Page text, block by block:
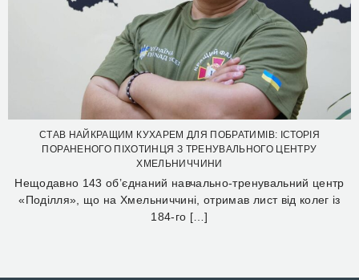
СТАВ НАЙКРАЩИМ КУХАРЕМ ДЛЯ ПОБРАТИМІВ: ІСТОРІЯ
ПОРАНЕНОГО ПІХОТИНЦЯ З ТРЕНУВАЛЬНОГО ЦЕНТРУ
ХМЕЛЬНИЧЧИНИ
Нещодавно 143 об’єднаний навчально-тренувальний центр
«Поділля», що на Хмельниччині, отримав лист від колег із
184-го […]